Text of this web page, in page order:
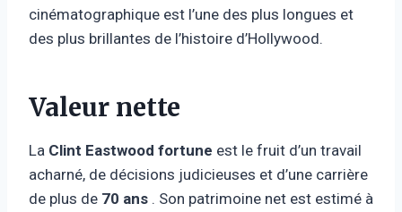
cinématographique est l’une des plus longues et
des plus brillantes de l’histoire d’Hollywood.
Valeur nette
La Clint Eastwood fortune est le fruit d’un travail
acharné, de décisions judicieuses et d’une carrière
de plus de 70 ans . Son patrimoine net est estimé à